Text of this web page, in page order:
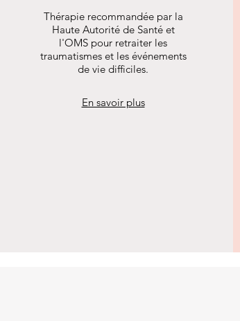
Thérapie recommandée par la
Haute Autorité de Santé et
l'OMS pour retraiter les
traumatismes et les événements
de vie difficiles.
En savoir plus